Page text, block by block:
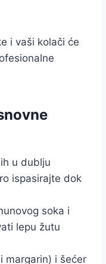
i vaši kolači će
u dublju
ispasirajte dok
soka i
lepu žutu
margarin) i šećer